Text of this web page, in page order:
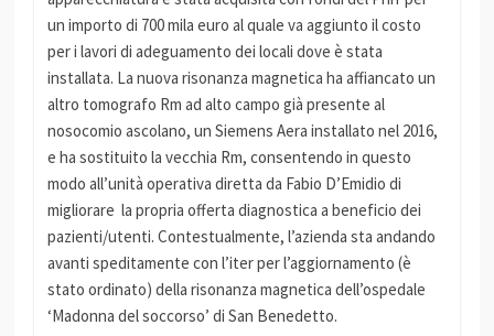
un importo di 700 mila euro al quale va aggiunto il costo
per i lavori di adeguamento dei locali dove è stata
installata. La nuova risonanza magnetica ha affiancato un
altro tomografo Rm ad alto campo già presente al
nosocomio ascolano, un Siemens Aera installato nel 2016,
e ha sostituito la vecchia Rm, consentendo in questo
modo all’unità operativa diretta da Fabio D’Emidio di
migliorare la propria offerta diagnostica a beneficio dei
pazienti/utenti. Contestualmente, l’azienda sta andando
avanti speditamente con l’iter per l’aggiornamento (è
stato ordinato) della risonanza magnetica dell’ospedale
‘Madonna del soccorso’ di San Benedetto.